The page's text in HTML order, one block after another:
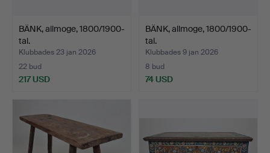
BÄNK, allmoge, 1800/1900-
tal.
Klubbades 23 jan 2026
22 bud
217 USD
BÄNK, allmoge, 1800/1900-
tal.
Klubbades 9 jan 2026
8 bud
74 USD